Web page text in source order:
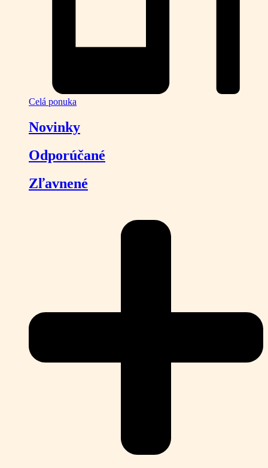
Celá ponuka
Novinky
Odporúčané
Zľavnené